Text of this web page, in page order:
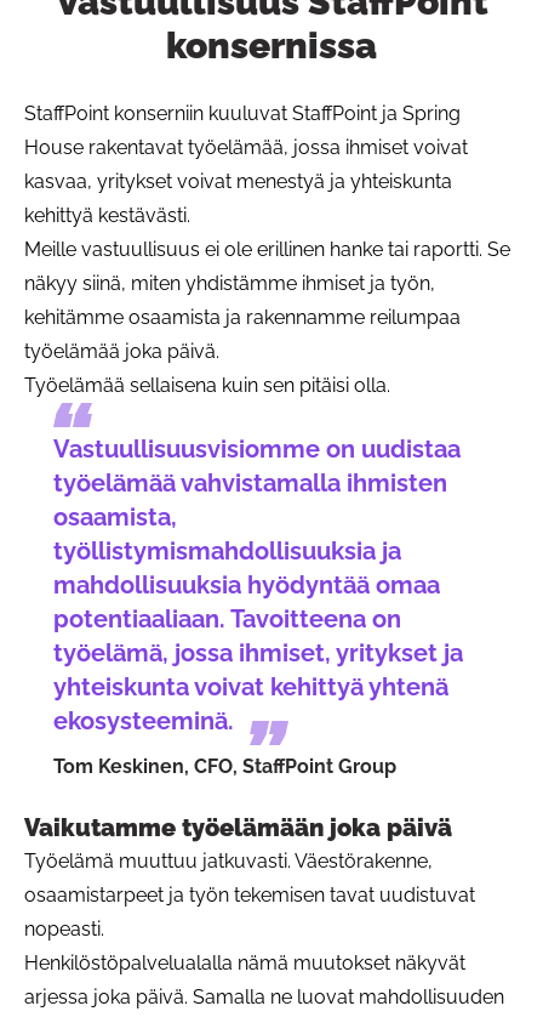
konsernissa
StaffPoint konserniin kuuluvat StaffPoint ja Spring
House rakentavat työelämää, jossa ihmiset voivat
kasvaa, yritykset voivat menestyä ja yhteiskunta
kehittyä kestävästi.
Meille vastuullisuus ei ole erillinen hanke tai raportti. Se
näkyy siinä, miten yhdistämme ihmiset ja työn,
kehitämme osaamista ja rakennamme reilumpaa
työelämää joka päivä.
Työelämää sellaisena kuin sen pitäisi olla.
Vastuullisuusvisiomme on uudistaa
työelämää vahvistamalla ihmisten
osaamista,
työllistymismahdollisuuksia ja
mahdollisuuksia hyödyntää omaa
potentiaaliaan. Tavoitteena on
työelämä, jossa ihmiset, yritykset ja
yhteiskunta voivat kehittyä yhtenä
ekosysteeminä.
Tom Keskinen, CFO, StaffPoint Group
Vaikutamme työelämään joka päivä
Työelämä muuttuu jatkuvasti. Väestörakenne,
osaamistarpeet ja työn tekemisen tavat uudistuvat
nopeasti.
Henkilöstöpalvelualalla nämä muutokset näkyvät
arjessa joka päivä. Samalla ne luovat mahdollisuuden